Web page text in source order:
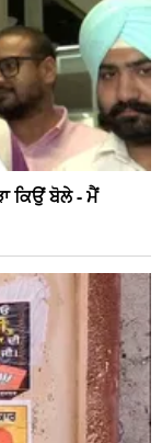
ਕਿਉਂ ਬੋਲੇ - ਮੈਂ